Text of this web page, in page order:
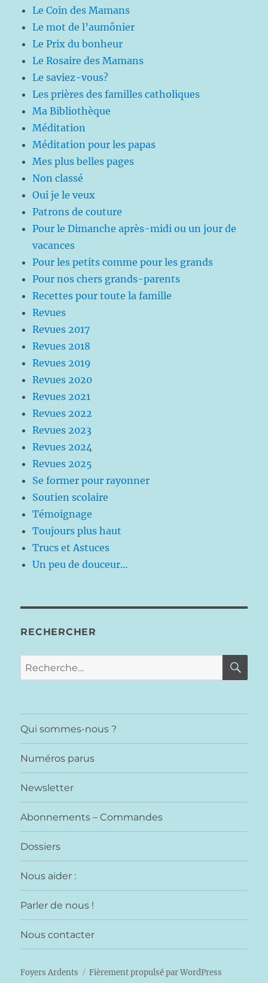
Le Coin des Mamans
Le mot de l’aumônier
Le Prix du bonheur
Le Rosaire des Mamans
Le saviez-vous?
Les prières des familles catholiques
Ma Bibliothèque
Méditation
Méditation pour les papas
Mes plus belles pages
Non classé
Oui je le veux
Patrons de couture
Pour le Dimanche après-midi ou un jour de
vacances
Pour les petits comme pour les grands
Pour nos chers grands-parents
Recettes pour toute la famille
Revues
Revues 2017
Revues 2018
Revues 2019
Revues 2020
Revues 2021
Revues 2022
Revues 2023
Revues 2024
Revues 2025
Se former pour rayonner
Soutien scolaire
Témoignage
Toujours plus haut
Trucs et Astuces
Un peu de douceur…
RECHERCHER
Recherche
pour :
Qui sommes-nous ?
Numéros parus
Newsletter
Abonnements – Commandes
Dossiers
Nous aider :
Parler de nous !
Nous contacter
Foyers Ardents Fièrement propulsé par WordPress